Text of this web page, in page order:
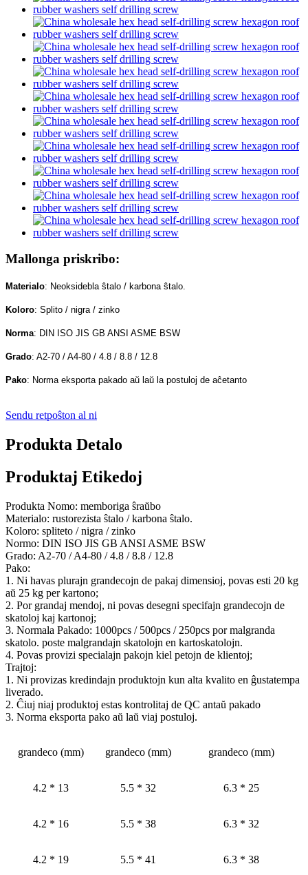
Mallonga priskribo:
Materialo: Neoksidebla ŝtalo / karbona ŝtalo.
Koloro: Splito / nigra / zinko
Norma: DIN ISO JIS GB ANSI ASME BSW
Grado: A2-70 / A4-80 / 4.8 / 8.8 / 12.8
Pako: Norma eksporta pakado aŭ laŭ la postuloj de aĉetanto
Sendu retpoŝton al ni
Produkta Detalo
Produktaj Etikedoj
Produkta Nomo: memboriga ŝraŭbo
Materialo: rustorezista ŝtalo / karbona ŝtalo.
Koloro: spliteto / nigra / zinko
Normo: DIN ISO JIS GB ANSI ASME BSW
Grado: A2-70 / A4-80 / 4.8 / 8.8 / 12.8
Pako:
1. Ni havas plurajn grandecojn de pakaj dimensioj, povas esti 20 kg
aŭ 25 kg per kartono;
2. Por grandaj mendoj, ni povas desegni specifajn grandecojn de
skatoloj kaj kartonoj;
3. Normala Pakado: 1000pcs / 500pcs / 250pcs por malgranda
skatolo. poste malgrandajn skatolojn en kartoskatolojn.
4. Povas provizi specialajn pakojn kiel petojn de klientoj;
Trajtoj:
1. Ni provizas kredindajn produktojn kun alta kvalito en ĝustatempa
liverado.
2. Ĉiuj niaj produktoj estas kontrolitaj de QC antaŭ pakado
3. Norma eksporta pako aŭ laŭ viaj postuloj.
grandeco (mm) grandeco (mm) grandeco (mm)
4.2 * 13 5.5 * 32 6.3 * 25
4.2 * 16 5.5 * 38 6.3 * 32
4.2 * 19 5.5 * 41 6.3 * 38